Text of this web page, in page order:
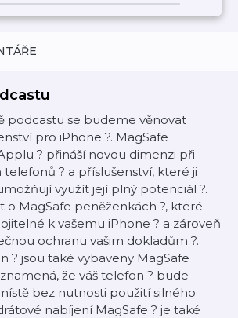
podcastu se budeme věnovat
pro iPhone ?. MagSafe
? přináší novou dimenzi při
telefonů ? a příslušenství, které ji
využít její plný potenciál ?.
o MagSafe peněženkách ?, které
k vašemu iPhone ? a zároveň
ochranu vašim dokladům ?.
? jsou také vybaveny MagSafe
že váš telefon ? bude
bez nutnosti použití silného
nabíjení MagSafe ? je také